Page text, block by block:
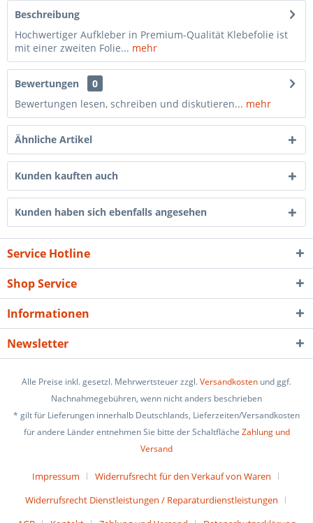
Beschreibung
Hochwertiger Aufkleber in Premium-Qualität Klebefolie ist
mit einer zweiten Folie... mehr
Bewertungen
0
Bewertungen lesen, schreiben und diskutieren... mehr
Ähnliche Artikel
Kunden kauften auch
Kunden haben sich ebenfalls angesehen
Service Hotline
Shop Service
Informationen
Newsletter
Alle Preise inkl. gesetzl. Mehrwertsteuer zzgl.Versandkosten und ggf.
Nachnahmegebühren, wenn nicht anders beschrieben
* gilt für Lieferungen innerhalb Deutschlands, Lieferzeiten/Versandkosten
für andere Länder entnehmen Sie bitte der Schaltfläche Zahlung und
Versand
Impressum
Widerrufsrecht für den Verkauf von Waren
Widerrufsrecht Dienstleistungen / Reparaturdienstleistungen